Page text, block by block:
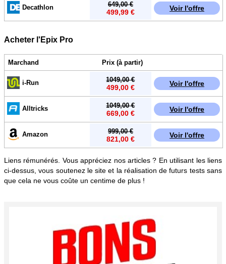
Decathlon Voir l'offre
649,00 €
499,99 €
Acheter l'Epix Pro
Marchand Prix (à partir)
i-Run Voir l'offre
1049,00 €
499,00 €
Alltricks Voir l'offre
1049,00 €
669,00 €
Amazon Voir l'offre
999,00 €
821,00 €
Liens rémunérés. Vous appréciez nos articles ? En utilisant les liens
ci-dessus, vous soutenez le site et la réalisation de futurs tests sans
que cela ne vous coûte un centime de plus !